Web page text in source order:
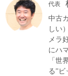
代表
中古
しい
メラ
にハ
「世
る”